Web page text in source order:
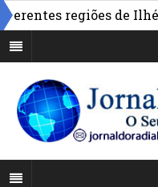
regiões de Ilhéus »